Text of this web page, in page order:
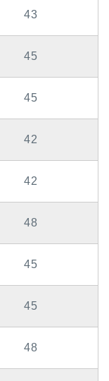
43
45
45
42
42
48
45
45
48